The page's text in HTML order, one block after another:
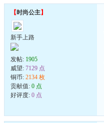
【时尚公主】
新手上路
发帖: 1905
威望: 7129 点
铜币: 2134 枚
贡献值: 0 点
好评度: 0 点